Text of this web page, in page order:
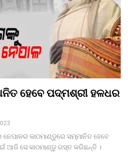
ହେବେ ପଦ୍ମଶ୍ରୀ ହଳଧର
କାଠମାଣ୍ଡୁରେ ସମ୍ମାନିତ ହେବେ
ଆଜି ସେ କାଠମାଣ୍ଡୁ ଗସ୍ତ କରିଛନ୍ତି ।